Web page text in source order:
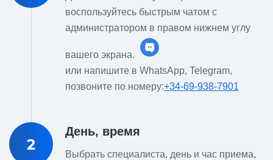
воспользуйтесь быстрым чатом с
администратором в правом нижнем углу
вашего экрана.
или напишите в WhatsApp, Telegram,
позвоните по номеру:+34-69-938-7901
2
День, время
Выбрать специалиста, день и час приема,